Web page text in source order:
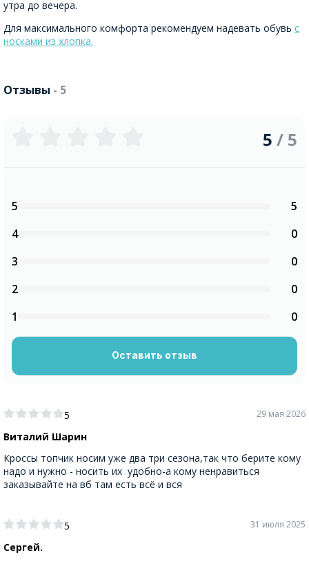
утра до вечера.
Для максимального комфорта рекомендуем надевать обувь с
носками из хлопка.
Отзывы - 5
5
Виталий Шарин
29 мая 2026
Кроссы топчик носим уже два три сезона,так что берите кому
надо и нужно - носить их удобно-а кому ненравиться
заказывайте на вб там есть всё и вся
5
Сергей.
31 июля 2025
5 / 5
5
5
4
0
3
0
2
0
1
0
Оставить отзыв